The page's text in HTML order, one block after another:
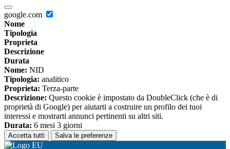
google.com
Nome
Tipologia
Proprieta
Descrizione
Durata
Nome: NID
Tipologia: analitico
Proprieta: Terza-parte
Descrizione: Questo cookie è impostato da DoubleClick (che è di
proprietà di Google) per aiutarti a costruire un profilo dei tuoi
interessi e mostrarti annunci pertinenti su altri siti.
Durata: 6 mesi 3 giorni
Accetta tutti Salva le preferenze